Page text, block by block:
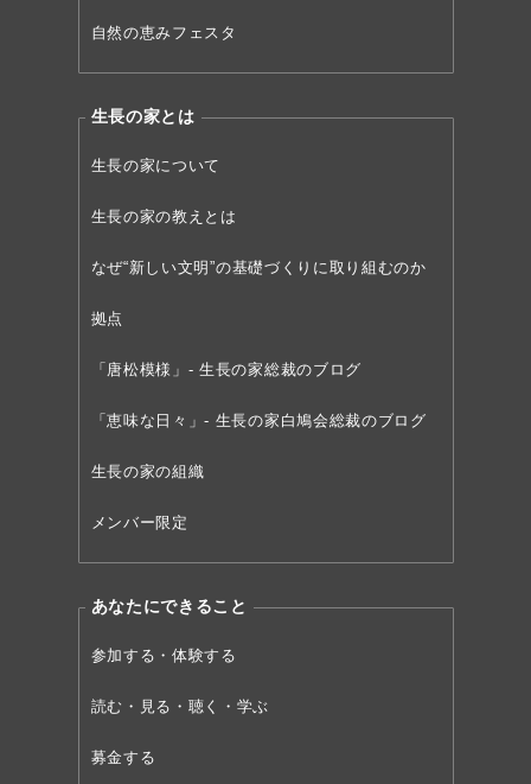
自然の恵みフェスタ
生長の家とは
生長の家について
生長の家の教えとは
なぜ“新しい文明”の基礎づくりに取り組むのか
拠点
「唐松模様」- 生長の家総裁のブログ
「恵味な日々」- 生長の家白鳩会総裁のブログ
生長の家の組織
メンバー限定
あなたにできること
参加する・体験する
読む・見る・聴く・学ぶ
募金する